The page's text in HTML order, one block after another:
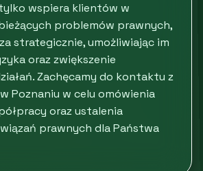
wspiera klientów w
problemów prawnych,
strategicznie, umożliwiając im
oraz zwiększenie
Zachęcamy do kontaktu z
Poznaniu w celu omówienia
oraz ustalenia
prawnych dla Państwa